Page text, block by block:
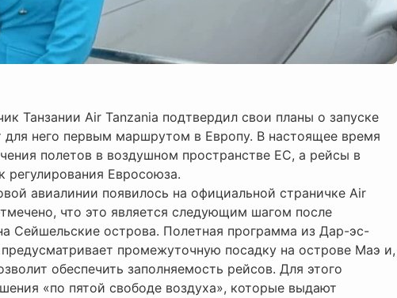
Танзании Air Tanzania подтвердил свои планы о запуске
для него первым маршрутом в Европу. В настоящее время
полетов в воздушном пространстве ЕС, а рейсы в
регулирования Евросоюза.
авиалинии появилось на официальной страничке Air
что это является следующим шагом после
Сейшельские острова. Полетная программа из Дар-эс-
промежуточную посадку на острове Маэ и,
обеспечить заполняемость рейсов. Для этого
«по пятой свободе воздуха», которые выдают